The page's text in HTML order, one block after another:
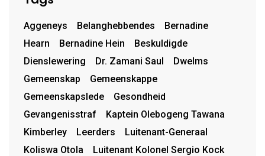
Aggeneys Belanghebbendes
Bernadine
Hearn
Bernadine Hein
Beskuldigde
Dienslewering
Dr. Zamani Saul
Dwelms
Gemeenskap
Gemeenskappe
Gemeenskapslede
Gesondheid
Gevangenisstraf
Kaptein Olebogeng Tawana
Kimberley
Leerders
Luitenant-Generaal
Koliswa Otola
Luitenant Kolonel Sergio Kock